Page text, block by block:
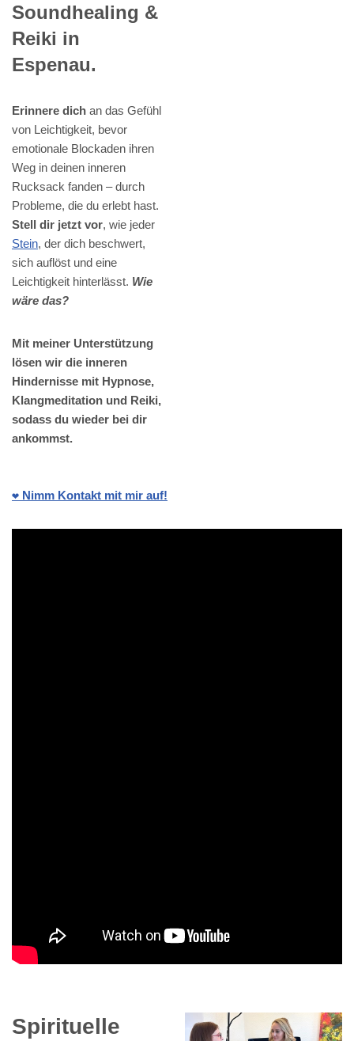
Soundhealing &
Reiki in
Espenau.
Erinnere dich an das Gefühl
von Leichtigkeit, bevor
emotionale Blockaden ihren
Weg in deinen inneren
Rucksack fanden – durch
Probleme, die du erlebt hast.
Stell dir jetzt vor, wie jeder
Stein, der dich beschwert,
sich auflöst und eine
Leichtigkeit hinterlässt. Wie
wäre das?
Mit meiner Unterstützung
lösen wir die inneren
Hindernisse mit Hypnose,
Klangmeditation und Reiki,
sodass du wieder bei dir
ankommst.
❤️ Nimm Kontakt mit mir auf!
Spirituelle